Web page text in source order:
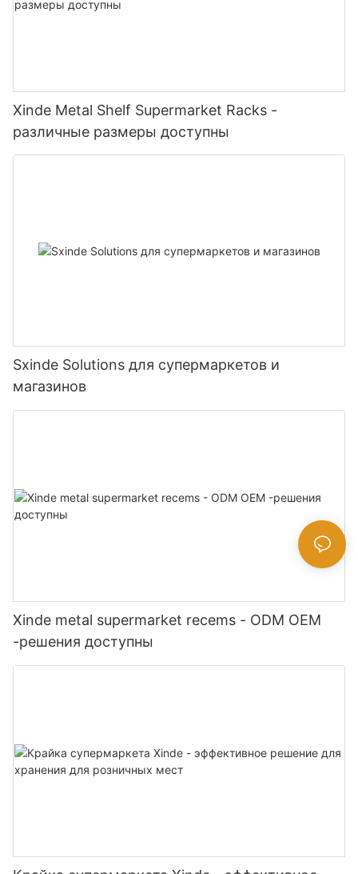
Xinde Metal Shelf Supermarket Racks -
различные размеры доступны
Sxinde Solutions для супермаркетов и
магазинов
Xinde metal supermarket recems - ODM OEM
-решения доступны